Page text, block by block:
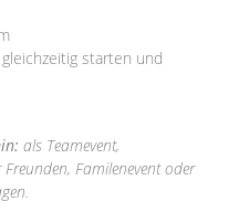
starten und
als Teamevent,
Freunden, Familenevent oder